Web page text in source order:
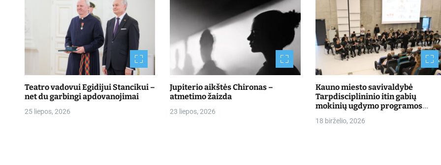
Teatro vadovui Egidijui Stancikui –
net du garbingi apdovanojimai
25 liepos, 2026
Jupiterio aikštės Chironas –
atmetimo žaizda
23 liepos, 2026
Kauno miesto savivaldybė
Tarpdisciplininio itin gabių
mokinių ugdymo programos
šventė
18 birželio, 2026